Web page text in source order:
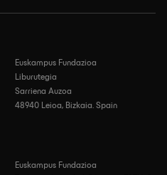
Euskampus Fundazioa
Liburutegia
Sarriena Auzoa
48940 Leioa, Bizkaia. Spain
Euskampus Fundazioa